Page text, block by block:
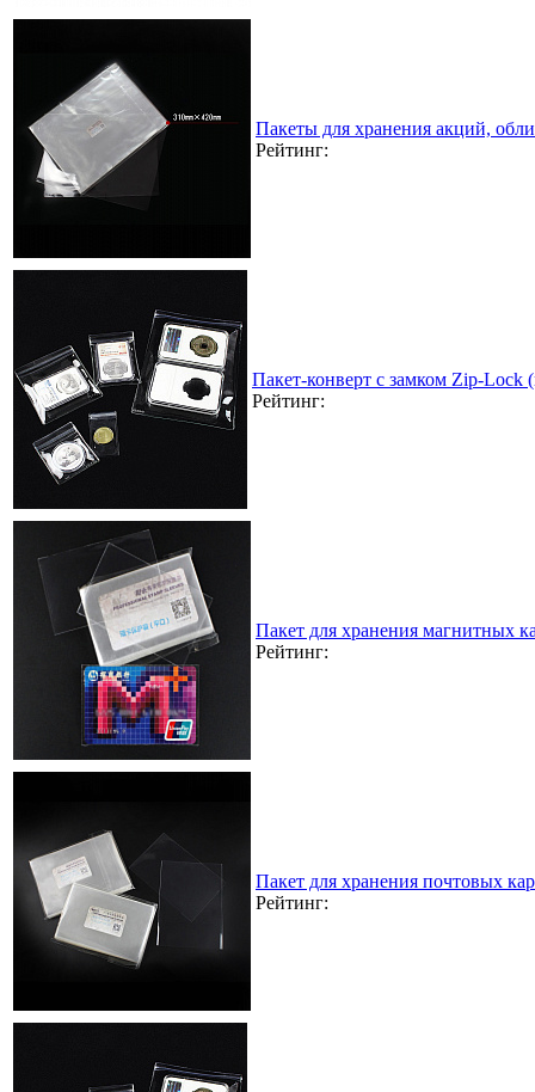
Пакеты для хранения акций,
Рейтинг:
Пакет-конверт с замком Zip-
Рейтинг:
Пакет для хранения магнитных
Рейтинг:
Пакет для хранения почтовых
Рейтинг: